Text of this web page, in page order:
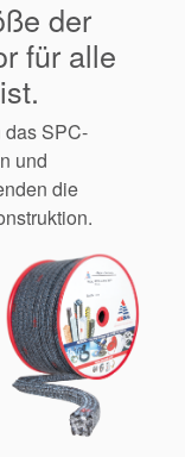
der
für alle
das SPC-
und
die